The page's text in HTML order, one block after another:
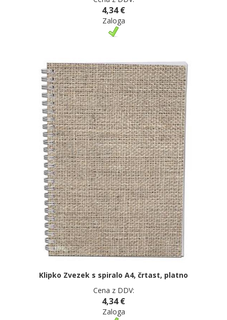
4,34 €
Zaloga
Klipko Zvezek s spiralo A4, črtast, platno
Cena z DDV:
4,34 €
Zaloga